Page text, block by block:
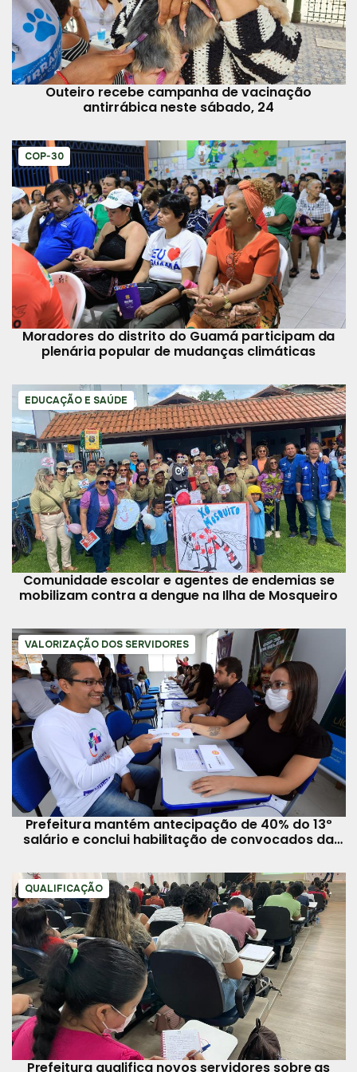
Outeiro recebe campanha de vacinação
antirrábica neste sábado, 24
COP-30
Moradores do distrito do Guamá participam da
plenária popular de mudanças climáticas
EDUCAÇÃO E SAÚDE
Comunidade escolar e agentes de endemias se
mobilizam contra a dengue na Ilha de Mosqueiro
VALORIZAÇÃO DOS SERVIDORES
Prefeitura mantém antecipação de 40% do 13º
salário e conclui habilitação de convocados da
QUALIFICAÇÃO
Prefeitura qualifica novos servidores sobre as